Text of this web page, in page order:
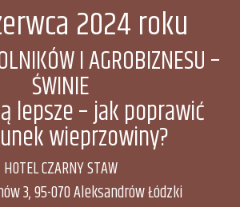
2024 roku
I AGROBIZNESU –
ŚWINIE
lepsze – jak poprawić
wieprzowiny?
HOTEL CZARNY STAW
3, 95-070 Aleksandrów Łódzki